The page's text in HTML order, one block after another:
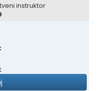
instruktor